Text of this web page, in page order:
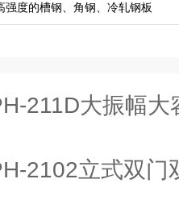
强度的槽钢、角钢、冷轧钢板
211D大振幅
2102立式双门双层